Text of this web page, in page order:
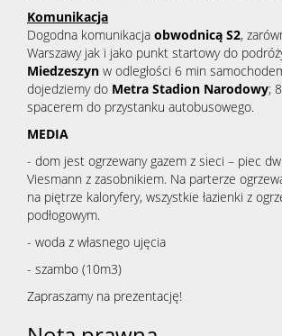
Komunikacja
Dogodna komunikacja obwodnicą S2,
Warszawy jak i jako punkt startowy do
Miedzeszyn w odległości 6 min
dojedziemy do Metra Stadion Narodowy;
spacerem do przystanku autobusowego.
MEDIA
- dom jest ogrzewany gazem z sieci – piec
Viesmann z zasobnikiem. Na parterze
na piętrze kaloryfery, wszystkie łazienki z
podłogowym.
- woda z własnego ujęcia
- szambo (10m3)
Zapraszamy na prezentację!